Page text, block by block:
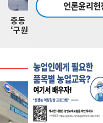
중동 악재 뒤집은 윤활기
‘구원투수’